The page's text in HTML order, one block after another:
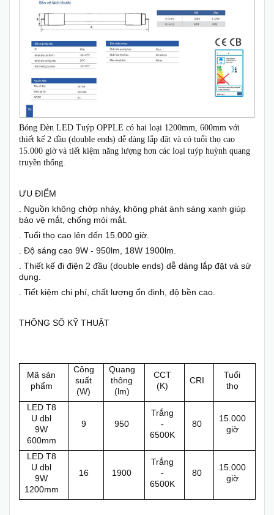
Bóng Đèn LED Tuýp OPPLE có hai loại 1200mm, 600mm với
thiết kế 2 đầu (double ends) dễ dàng lắp đặt và có tuổi thọ cao
15.000 giờ và tiết kiệm năng lượng hơn các loại tuýp huỳnh quang
truyền thống.
ƯU ĐIỂM
. Nguồn không chớp nháy, không phát ánh sáng xanh giúp
bảo vệ mắt, chống mỏi mắt.
. Tuổi thọ cao lên đến 15.000 giờ.
. Độ sáng cao 9W - 950lm, 18W 1900lm.
. Thiết kế đi điện 2 đầu (double ends) dễ dàng lắp đặt và sử
dụng.
. Tiết kiệm chi phí, chất lượng ổn định, độ bền cao.
THÔNG SỐ KỸ THUẬT
Mã sản
phẩm
Công
suất
(W)
Quang
thông
(lm)
CCT
(K)
CRI
Tuổi
thọ
LED T8
U dbl
9W
600mm
9 950
Trắng
-
6500K
80
15.000
giờ
LED T8
U dbl
9W
1200mm
16 1900
Trắng
-
6500K
80
15.000
giờ